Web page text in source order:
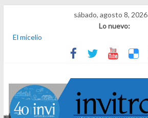
sábado, agosto 8, 2026
Lo nuevo:
El micelio
Receta para viajar al pasado
Una noche y el amanecer en Dignidad
INVI
El derecho a habitar